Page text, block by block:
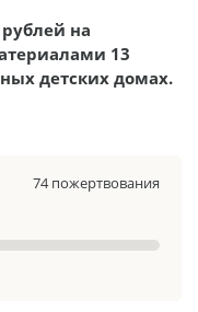
на
13
детских домах.
74 пожертвования